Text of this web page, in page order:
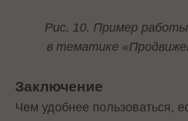
Рис. 10. Пример работы
в тематике
Заключение
Чем удобнее пользоваться,